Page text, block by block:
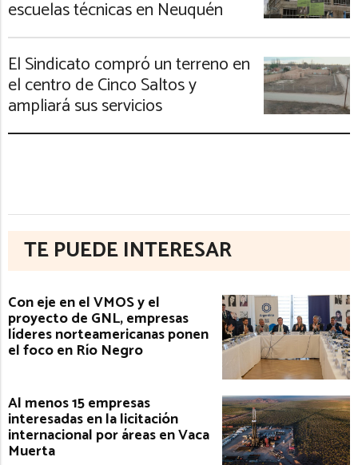
escuelas técnicas en Neuquén
El Sindicato compró un terreno en
el centro de Cinco Saltos y
ampliará sus servicios
TE PUEDE INTERESAR
Con eje en el VMOS y el
proyecto de GNL, empresas
líderes norteamericanas ponen
el foco en Río Negro
Al menos 15 empresas
interesadas en la licitación
internacional por áreas en Vaca
Muerta